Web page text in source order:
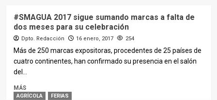
#SMAGUA 2017 sigue sumando marcas a falta de
dos meses para su celebración
Dpto. Redacción 16 enero, 2017 254
Más de 250 marcas expositoras, procedentes de 25 países de
cuatro continentes, han confirmado su presencia en el salón
del...
MÁS
AGRÍCOLA FERIAS